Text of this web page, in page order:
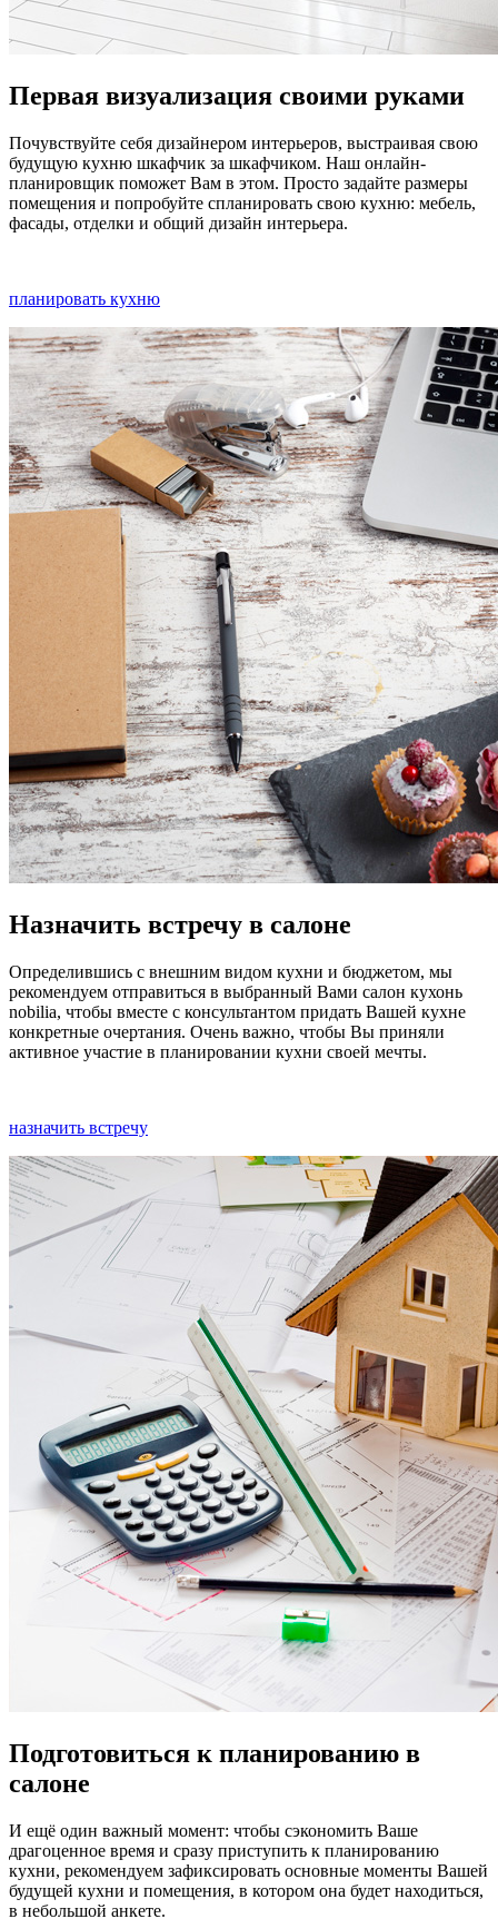
Первая визуализация своими руками
Почувствуйте себя дизайнером интерьеров, выстраивая свою
будущую кухню шкафчик за шкафчиком. Наш онлайн-
планировщик поможет Вам в этом. Просто задайте размеры
помещения и попробуйте спланировать свою кухню: мебель,
фасады, отделки и общий дизайн интерьера.
планировать кухню
Назначить встречу в салоне
Определившись с внешним видом кухни и бюджетом, мы
рекомендуем отправиться в выбранный Вами салон кухонь
nobilia, чтобы вместе с консультантом придать Вашей кухне
конкретные очертания. Очень важно, чтобы Вы приняли
активное участие в планировании кухни своей мечты.
назначить встречу
Подготовиться к планированию в
салоне
И ещё один важный момент: чтобы сэкономить Ваше
драгоценное время и сразу приступить к планированию
кухни, рекомендуем зафиксировать основные моменты Вашей
будущей кухни и помещения, в котором она будет находиться,
в небольшой анкете.